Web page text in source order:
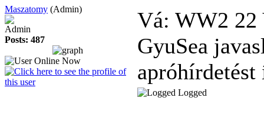
Maszatomy (Admin)
Admin
Posts: 487
Vá: WW2 22
GyuSea
Logged